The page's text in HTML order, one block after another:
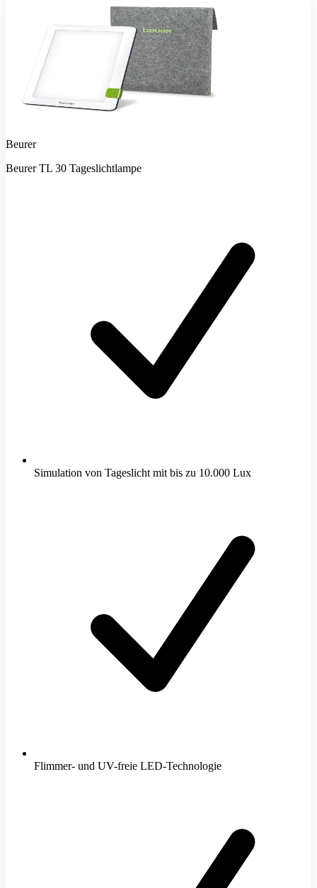
Beurer
Beurer TL 30 Tageslichtlampe
Simulation von Tageslicht mit bis zu 10.000 Lux
Flimmer- und UV-freie LED-Technologie